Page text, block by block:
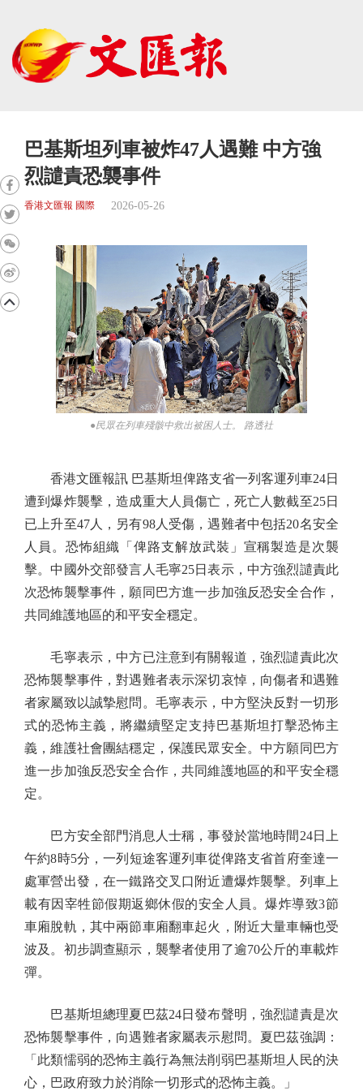
巴基斯坦列車被炸47人遇難 中方強
烈譴責恐襲事件
香港文匯報 國際 2026-05-26
●民眾在列車殘骸中救出被困人士。 路透社
香港文匯報訊 巴基斯坦俾路支省一列客運列車24日
遭到爆炸襲擊，造成重大人員傷亡，死亡人數截至25日
已上升至47人，另有98人受傷，遇難者中包括20名安全
人員。恐怖組織「俾路支解放武裝」宣稱製造是次襲
擊。中國外交部發言人毛寧25日表示，中方強烈譴責此
次恐怖襲擊事件，願同巴方進一步加強反恐安全合作，
共同維護地區的和平安全穩定。
毛寧表示，中方已注意到有關報道，強烈譴責此次
恐怖襲擊事件，對遇難者表示深切哀悼，向傷者和遇難
者家屬致以誠摯慰問。毛寧表示，中方堅決反對一切形
式的恐怖主義，將繼續堅定支持巴基斯坦打擊恐怖主
義，維護社會團結穩定，保護民眾安全。中方願同巴方
進一步加強反恐安全合作，共同維護地區的和平安全穩
定。
巴方安全部門消息人士稱，事發於當地時間24日上
午約8時5分，一列短途客運列車從俾路支省首府奎達一
處軍營出發，在一鐵路交叉口附近遭爆炸襲擊。列車上
載有因宰牲節假期返鄉休假的安全人員。爆炸導致3節
車廂脫軌，其中兩節車廂翻車起火，附近大量車輛也受
波及。初步調查顯示，襲擊者使用了逾70公斤的車載炸
彈。
巴基斯坦總理夏巴茲24日發布聲明，強烈譴責是次
恐怖襲擊事件，向遇難者家屬表示慰問。夏巴茲強調：
「此類懦弱的恐怖主義行為無法削弱巴基斯坦人民的決
心，巴政府致力於消除一切形式的恐怖主義。」